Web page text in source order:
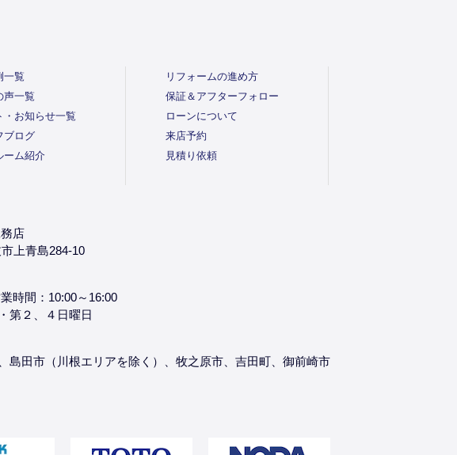
一覧
声一覧
・お知らせ一覧
ブログ
ーム紹介
リフォームの進め方
保証＆アフターフォロー
ローンについて
来店予約
見積り依頼
店
上青島284-10
時間：10:00～16:00
第２、４日曜日
島田市（川根エリアを除く）、牧之原市、吉田町、御前崎市